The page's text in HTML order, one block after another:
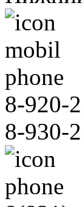
8-920-
8-930-